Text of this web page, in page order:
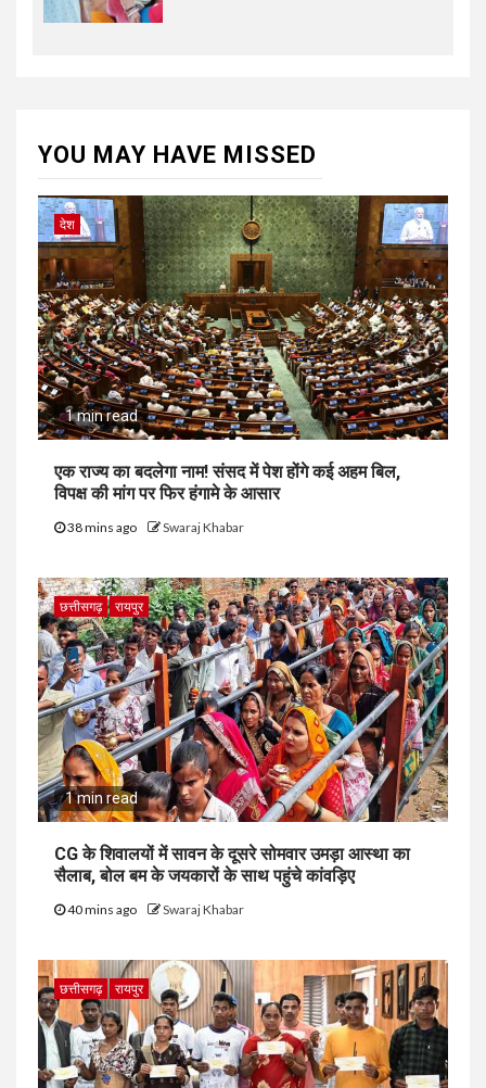
YOU MAY HAVE MISSED
देश
1 min read
एक राज्य का बदलेगा नाम! संसद में पेश होंगे कई अहम बिल,
विपक्ष की मांग पर फिर हंगामे के आसार
38 mins ago Swaraj Khabar
छत्तीसगढ़ रायपुर
1 min read
CG के शिवालयों में सावन के दूसरे सोमवार उमड़ा आस्था का
सैलाब, बोल बम के जयकारों के साथ पहुंचे कांवड़िए
40 mins ago Swaraj Khabar
छत्तीसगढ़ रायपुर